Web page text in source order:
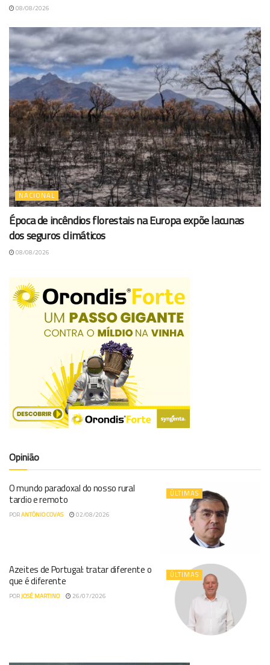
08/08/2026
NACIONAL
Época de incêndios florestais na Europa expõe lacunas
dos seguros climáticos
08/08/2026
Opinião
ÚLTIMAS
O mundo paradoxal do nosso rural
tardio e remoto
PORANTÓNIO COVAS 02/08/2026
ÚLTIMAS
Azeites de Portugal: tratar diferente o
que é diferente
PORJOSÉ MARTINO 26/07/2026